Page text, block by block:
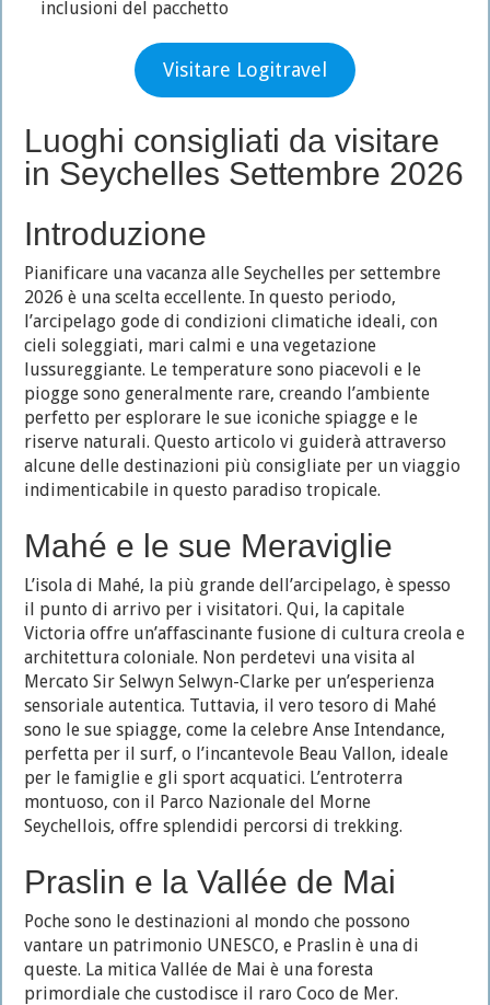
inclusioni del pacchetto
Visitare Logitravel
Luoghi consigliati da visitare
in Seychelles Settembre 2026
Introduzione
Pianificare una vacanza alle Seychelles per settembre
2026 è una scelta eccellente. In questo periodo,
l’arcipelago gode di condizioni climatiche ideali, con
cieli soleggiati, mari calmi e una vegetazione
lussureggiante. Le temperature sono piacevoli e le
piogge sono generalmente rare, creando l’ambiente
perfetto per esplorare le sue iconiche spiagge e le
riserve naturali. Questo articolo vi guiderà attraverso
alcune delle destinazioni più consigliate per un viaggio
indimenticabile in questo paradiso tropicale.
Mahé e le sue Meraviglie
L’isola di Mahé, la più grande dell’arcipelago, è spesso
il punto di arrivo per i visitatori. Qui, la capitale
Victoria offre un’affascinante fusione di cultura creola e
architettura coloniale. Non perdetevi una visita al
Mercato Sir Selwyn Selwyn-Clarke per un’esperienza
sensoriale autentica. Tuttavia, il vero tesoro di Mahé
sono le sue spiagge, come la celebre Anse Intendance,
perfetta per il surf, o l’incantevole Beau Vallon, ideale
per le famiglie e gli sport acquatici. L’entroterra
montuoso, con il Parco Nazionale del Morne
Seychellois, offre splendidi percorsi di trekking.
Praslin e la Vallée de Mai
Poche sono le destinazioni al mondo che possono
vantare un patrimonio UNESCO, e Praslin è una di
queste. La mitica Vallée de Mai è una foresta
primordiale che custodisce il raro Coco de Mer.